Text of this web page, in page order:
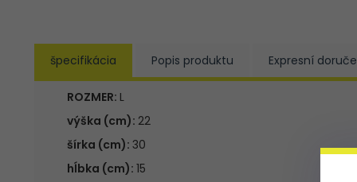
špecifikácia Popis produktu Expresní
ROZMER: L
výška (cm): 22
šírka (cm): 30
hĺbka (cm): 15